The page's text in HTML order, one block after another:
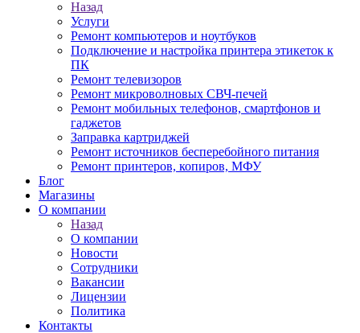
Назад
Услуги
Ремонт компьютеров и ноутбуков
Подключение и настройка принтера этикеток к
ПК
Ремонт телевизоров
Ремонт микроволновых СВЧ-печей
Ремонт мобильных телефонов, смартфонов и
гаджетов
Заправка картриджей
Ремонт источников бесперебойного питания
Ремонт принтеров, копиров, МФУ
Блог
Магазины
О компании
Назад
О компании
Новости
Сотрудники
Вакансии
Лицензии
Политика
Контакты